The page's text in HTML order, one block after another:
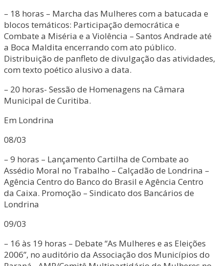
– 18 horas – Marcha das Mulheres com a batucada e
blocos temáticos: Participação democrática e
Combate a Miséria e a Violência – Santos Andrade até
a Boca Maldita encerrando com ato público.
Distribuição de panfleto de divulgação das atividades,
com texto poético alusivo a data.
– 20 horas- Sessão de Homenagens na Câmara
Municipal de Curitiba.
Em Londrina
08/03
– 9 horas – Lançamento Cartilha de Combate ao
Assédio Moral no Trabalho – Calçadão de Londrina –
Agência Centro do Banco do Brasil e Agência Centro
da Caixa. Promoção – Sindicato dos Bancários de
Londrina
09/03
– 16 às 19 horas – Debate “As Mulheres e as Eleições
2006”, no auditório da Associação dos Municípios do